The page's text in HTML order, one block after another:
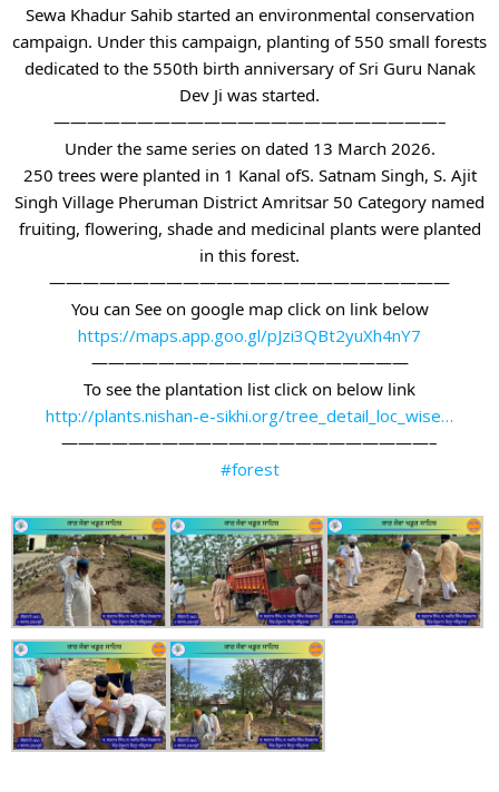
Sewa Khadur Sahib started an environmental conservation
campaign. Under this campaign, planting of 550 small forests
dedicated to the 550th birth anniversary of Sri Guru Nanak
Dev Ji was started.
———————————————————————–
Under the same series on dated 13 March 2026.
250 trees were planted in 1 Kanal ofS. Satnam Singh, S. Ajit
Singh Village Pheruman District Amritsar 50 Category named
fruiting, flowering, shade and medicinal plants were planted
in this forest.
————————————————————————
You can See on google map click on link below
https://maps.app.goo.gl/pJzi3QBt2yuXh4nY7
———————————————————
To see the plantation list click on below link
http://plants.nishan-e-sikhi.org/tree_detail_loc_wise…
——————————————————————–
#forest